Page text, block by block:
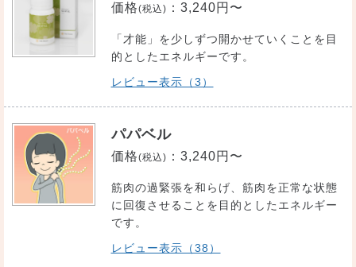
価格(税込) ： 3,240円〜
「才能」を少しずつ開かせていくことを目
的としたエネルギーです。
レビュー表示（3）
パパベル
価格(税込) ： 3,240円〜
筋肉の過緊張を和らげ、筋肉を正常な状態
に回復させることを目的としたエネルギー
です。
レビュー表示（38）